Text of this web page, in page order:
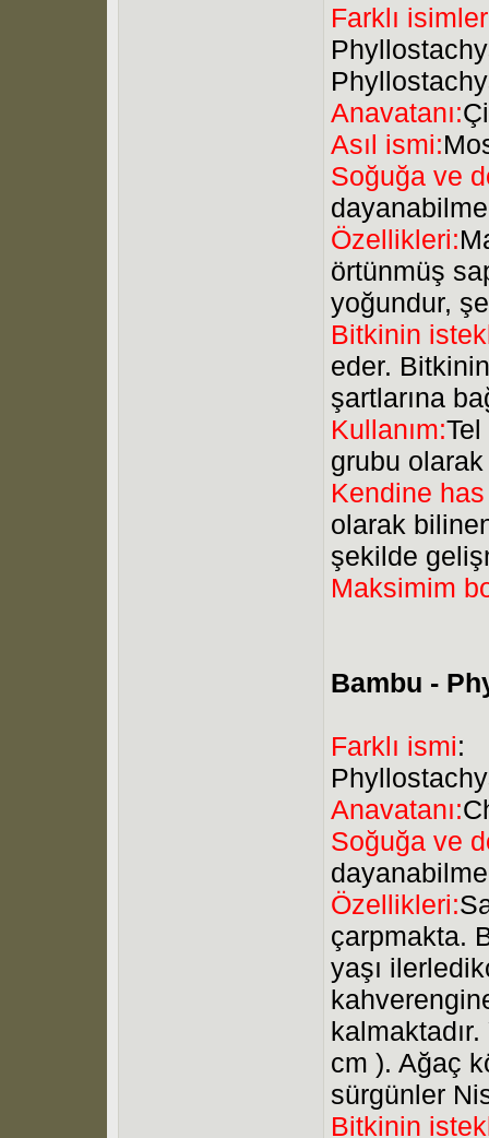
Farklı
Anavatanı:
Asıl ismi:
Soğuğa ve
Özellikleri:
örtünmüş
yoğundur,
Bitkinin
eder.
şartlarına
Kullanım:Tel
grubu
Kendine
olarak
şekilde
Maksimim
Bambu -
Farklı ismi:
Anavatanı:
Soğuğa ve
Özellikleri:
çarpmakta.
yaşı
cm ). Ağaç
sürgünler
Bitkinin